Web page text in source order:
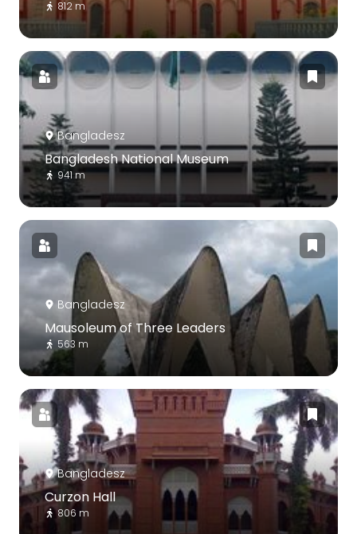
812 m
Bangladesz
Bangladesh National Museum
941 m
Bangladesz
Mausoleum of Three Leaders
563 m
Bangladesz
Curzon Hall
806 m